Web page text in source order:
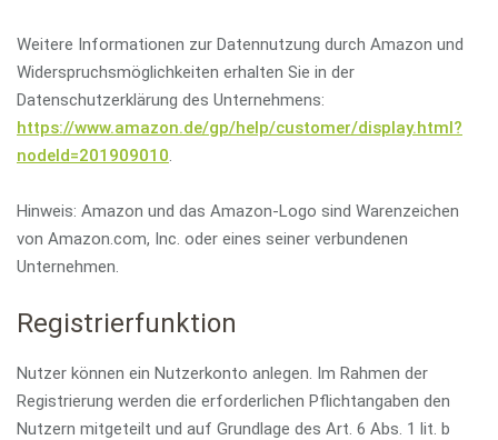
Weitere Informationen zur Datennutzung durch Amazon und
Widerspruchsmöglichkeiten erhalten Sie in der
Datenschutzerklärung des Unternehmens:
https://www.amazon.de/gp/help/customer/display.html?
nodeId=201909010.
Hinweis: Amazon und das Amazon-Logo sind Warenzeichen
von Amazon.com, Inc. oder eines seiner verbundenen
Unternehmen.
Registrierfunktion
Nutzer können ein Nutzerkonto anlegen. Im Rahmen der
Registrierung werden die erforderlichen Pflichtangaben den
Nutzern mitgeteilt und auf Grundlage des Art. 6 Abs. 1 lit. b